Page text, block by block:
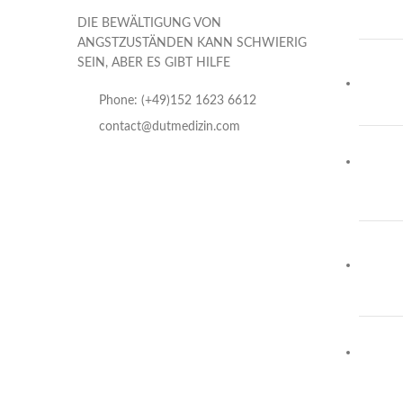
DIE BEWÄLTIGUNG VON
ANGSTZUSTÄNDEN KANN SCHWIERIG
SEIN, ABER ES GIBT HILFE
Phone: (+49)152 1623 6612
contact@dutmedizin.com